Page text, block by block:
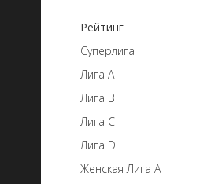
Рейтинг
Суперлига
Лига A
Лига B
Лига C
Лига D
Женская Лига А